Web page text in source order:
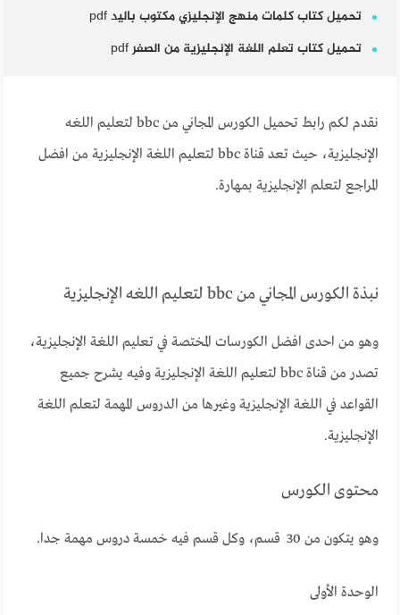
تحميل كتاب كلمات منهج الإنجليزي مكتوب باليد pdf
تحميل كتاب تعلم اللغة الإنجليزية من الصفر pdf
نقدم لكم رابط تحميل الكورس المجاني من bbc لتعليم اللغه
الإنجليزية، حيث تعد قناة bbc لتعليم اللغة الإنجليزية من افضل
المراجع لتعلم الإنجليزية بمهارة.
نبذة الكورس المجاني من bbc لتعليم اللغه الإنجليزية
وهو من احدى افضل الكورسات المختصة في تعليم اللغة الإنجليزية،
تصدر من قناة bbc لتعليم اللغة الإنجليزية وفيه يشرح جميع
القواعد في اللغة الإنجليزية وغيرها من الدروس المهمة لتعلم اللغة
الإنجليزية.
محتوى الكورس
وهو يتكون من 30 قسم، وكل قسم فيه خمسة دروس مهمة جدا.
الوحدة الأولى